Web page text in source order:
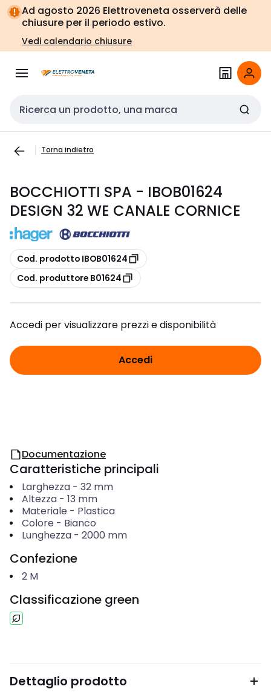
Vai alla
navigazione
Vai
alla
pagina
Ad agosto 2026 Elettroveneta osserverà delle
chiusure per il periodo estivo.
Vedi calendario chiusure
Cerca input
Torna indietro
BOCCHIOTTI SPA - IBOB01624
DESIGN 32 WE CANALE CORNICE
copia
Cod. prodotto IBOB01624
copia
Cod. produttore B01624
Accedi per visualizzare prezzi e disponibilità
Accedi
Documentazione
Caratteristiche principali
Larghezza- 32 mm
Altezza- 13 mm
Materiale - Plastica
Colore - Bianco
Lunghezza- 2000 mm
Confezione
2 M
Classificazione green
Dettaglio prodotto